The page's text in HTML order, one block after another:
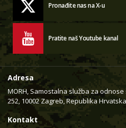
Pronađite nas na X-u
Pratite naš Youtube kanal
Adresa
MORH, Samostalna služba za
252, 10002 Zagreb, Republika Hrvatska
Kontakt